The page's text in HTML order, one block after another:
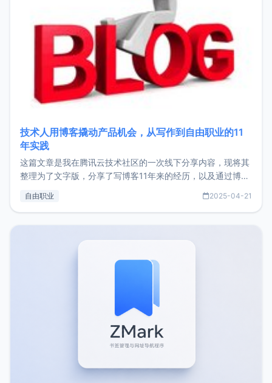
技术人用博客撬动产品机会，从写作到自由职业的11
年实践
这篇文章是我在腾讯云技术社区的一次线下分享内容，现将其
整理为了文字版，分享了写博客11年来的经历，以及通过博客
了我的首个产品ImgURL的真实数据和产品现状。自我介绍大
自由职业 2025-04-21